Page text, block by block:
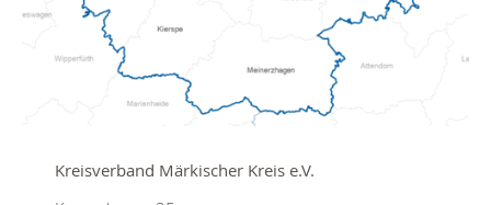
Kreisverband Märkischer Kreis e.V.